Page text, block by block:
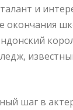
и
окончания
шаг в